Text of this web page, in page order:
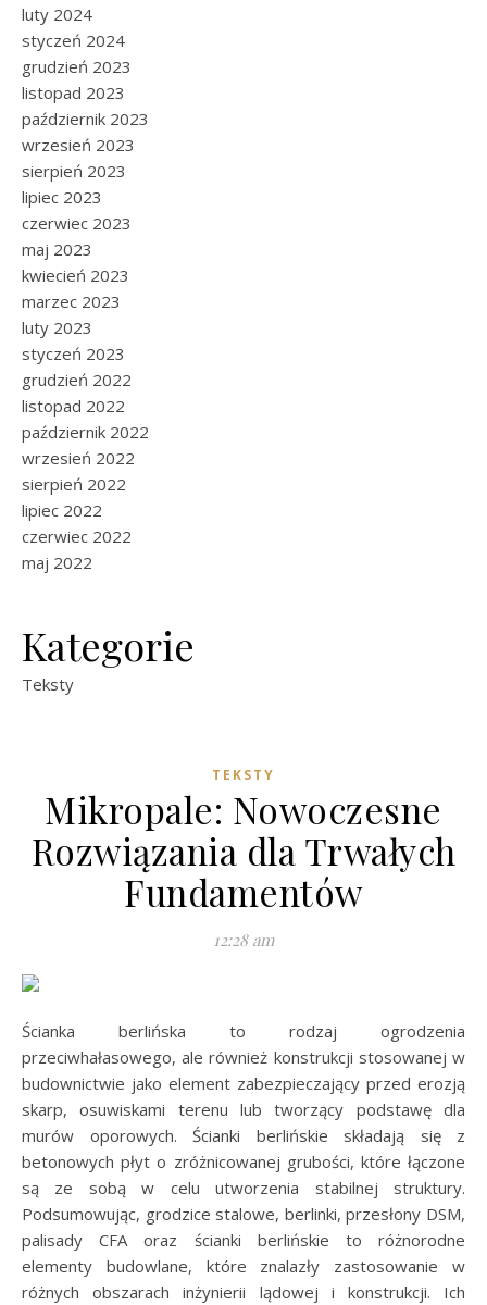
luty 2024
styczeń 2024
grudzień 2023
listopad 2023
październik 2023
wrzesień 2023
sierpień 2023
lipiec 2023
czerwiec 2023
maj 2023
kwiecień 2023
marzec 2023
luty 2023
styczeń 2023
grudzień 2022
listopad 2022
październik 2022
wrzesień 2022
sierpień 2022
lipiec 2022
czerwiec 2022
maj 2022
Kategorie
Teksty
TEKSTY
Mikropale: Nowoczesne
Rozwiązania dla Trwałych
Fundamentów
12:28 am
Ścianka berlińska to rodzaj ogrodzenia
przeciwhałasowego, ale również konstrukcji stosowanej w
budownictwie jako element zabezpieczający przed erozją
skarp, osuwiskami terenu lub tworzący podstawę dla
murów oporowych. Ścianki berlińskie składają się z
betonowych płyt o zróżnicowanej grubości, które łączone
są ze sobą w celu utworzenia stabilnej struktury.
Podsumowując, grodzice stalowe, berlinki, przesłony DSM,
palisady CFA oraz ścianki berlińskie to różnorodne
elementy budowlane, które znalazły zastosowanie w
różnych obszarach inżynierii lądowej i konstrukcji. Ich